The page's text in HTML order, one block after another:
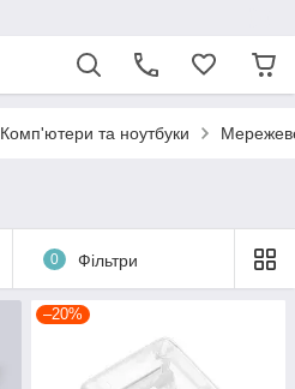
Комп'ютери та ноутбуки
0 Фільтри
–20%